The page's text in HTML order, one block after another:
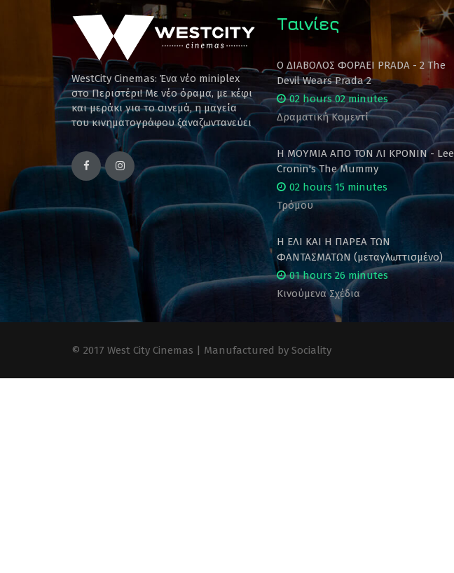
WestCity Cinemas: Ένα νέο miniplex
στο Περιστέρι! Mε νέο όραμα, με κέφι
και μεράκι για το σινεμά, η μαγεία
του κινηματογράφου ξαναζωντανεύει
Ταινίες
Ο ΔΙΑΒΟΛΟΣ ΦΟΡΑΕΙ PRADA - 2 The
Devil Wears Prada 2
02 hours 02 minutes
Δραματική Κομεντί
Η ΜΟΥΜΙΑ ΑΠΟ ΤΟΝ ΛΙ ΚΡΟΝΙΝ - Lee
Cronin's The Mummy
02 hours 15 minutes
Τρόμου
Η ΕΛΙ ΚΑΙ Η ΠΑΡΕΑ ΤΩΝ
ΦΑΝΤΑΣΜΑΤΩΝ (μεταγλωττισμένο)
01 hours 26 minutes
Κινούμενα Σχέδια
© 2017 West City Cinemas | Manufactured by Sociality